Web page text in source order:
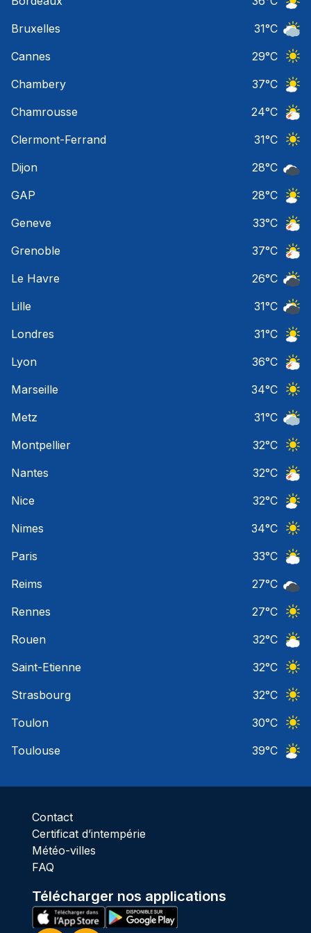
Bruxelles
31°C
Cannes
29°C
Chambery
37°C
Chamrousse
24°C
Clermont-Ferrand
31°C
Dijon
28°C
GAP
28°C
Geneve
33°C
Grenoble
37°C
Le Havre
26°C
Lille
31°C
Londres
31°C
Lyon
36°C
Marseille
34°C
Metz
31°C
Montpellier
32°C
Nantes
32°C
Nice
32°C
Nimes
34°C
Paris
33°C
Reims
27°C
Rennes
27°C
Rouen
32°C
Saint-Etienne
32°C
Strasbourg
32°C
Toulon
30°C
Toulouse
39°C
Contact
Certificat d’intempérie
Météo-villes
FAQ
Télécharger nos applications